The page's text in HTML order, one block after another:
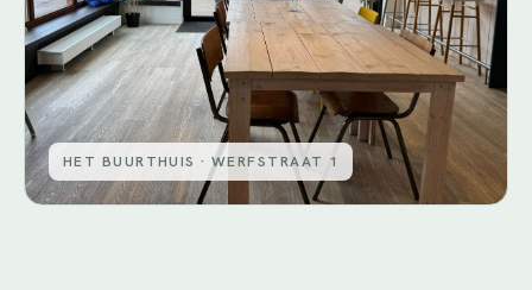
HET BUURTHUIS · WERFSTRAAT 1